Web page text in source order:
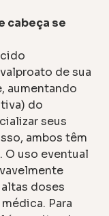
cabeça se
de sua
aumentando
do
seus
ambos têm
O uso eventual
doses
Para